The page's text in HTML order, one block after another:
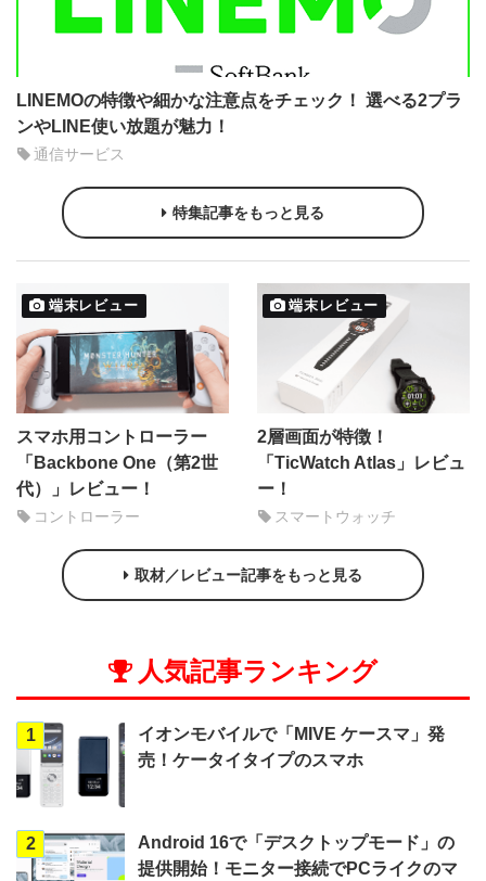
LINEMOの特徴や細かな注意点をチェック！ 選べる2プラ
ンやLINE使い放題が魅力！
通信サービス
特集記事をもっと見る
端末レビュー
スマホ用コントローラー
「Backbone One（第2世
代）」レビュー！
コントローラー
端末レビュー
2層画面が特徴！
「TicWatch Atlas」レビュ
ー！
スマートウォッチ
取材／レビュー記事をもっと見る
人気記事ランキング
1
イオンモバイルで「MIVE ケースマ」発
売！ケータイタイプのスマホ
2
Android 16で「デスクトップモード」の
提供開始！モニター接続でPCライクのマ